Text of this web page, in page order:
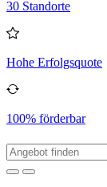
30 Standorte
Hohe Erfolgsquote
100% förderbar